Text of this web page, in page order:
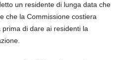
un residente di lunga data che
che la Commissione costiera
prima di dare ai residenti la